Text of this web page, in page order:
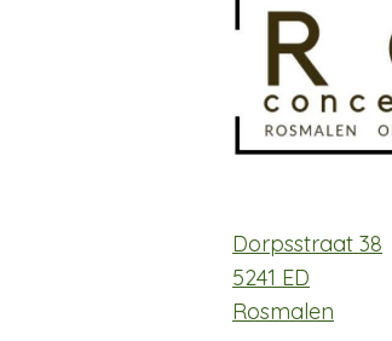
Dorpsstraat 38
5241 ED
Rosmalen